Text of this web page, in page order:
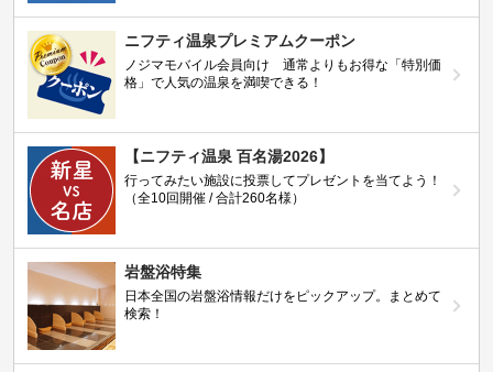
ニフティ温泉プレミアムクーポン
ノジマモバイル会員向け 通常よりもお得な「特別価
格」で人気の温泉を満喫できる！
【ニフティ温泉 百名湯2026】
行ってみたい施設に投票してプレゼントを当てよう！
（全10回開催 / 合計260名様）
岩盤浴特集
日本全国の岩盤浴情報だけをピックアップ。まとめて
検索！